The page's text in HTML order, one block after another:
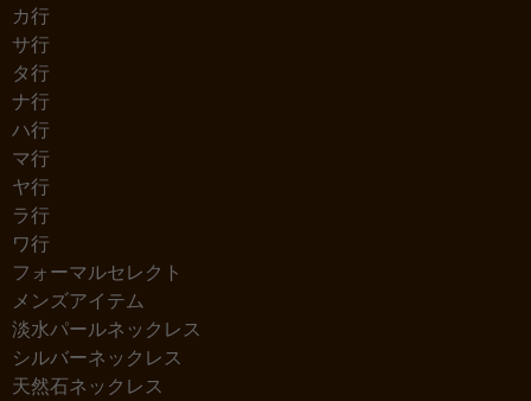
カ行
サ行
タ行
ナ行
ハ行
マ行
ヤ行
ラ行
ワ行
フォーマルセレクト
メンズアイテム
淡水パールネックレス
シルバーネックレス
天然石ネックレス